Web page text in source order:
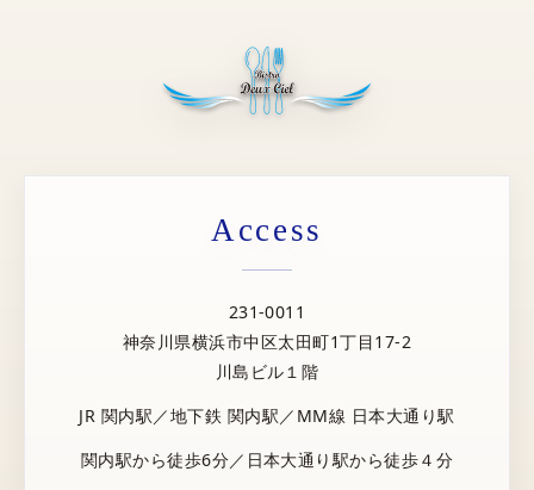
Access
231-0011
神奈川県横浜市中区太田町1丁目17-2
川島ビル１階
JR 関内駅／地下鉄 関内駅／MM線 日本大通り駅
関内駅から徒歩6分／日本大通り駅から徒歩４分